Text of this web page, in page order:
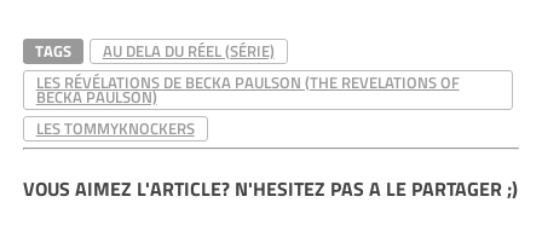
TAGS
AU DELA DU RÉEL (SÉRIE)
LES RÉVÉLATIONS DE BECKA PAULSON (THE REVELATIONS OF
BECKA PAULSON)
LES TOMMYKNOCKERS
VOUS AIMEZ L'ARTICLE? N'HESITEZ PAS A LE PARTAGER ;)